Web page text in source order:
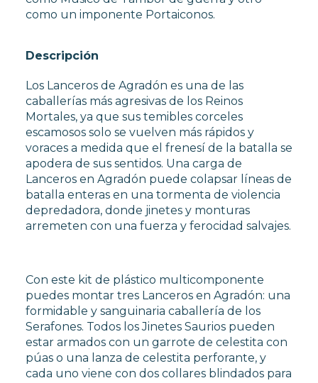
como un imponente Portaiconos.
Descripción
Los Lanceros de Agradón es una de las
caballerías más agresivas de los Reinos
Mortales, ya que sus temibles corceles
escamosos solo se vuelven más rápidos y
voraces a medida que el frenesí de la batalla se
apodera de sus sentidos. Una carga de
Lanceros en Agradón puede colapsar líneas de
batalla enteras en una tormenta de violencia
depredadora, donde jinetes y monturas
arremeten con una fuerza y ferocidad salvajes.
Con este kit de plástico multicomponente
puedes montar tres Lanceros en Agradón: una
formidable y sanguinaria caballería de los
Serafones. Todos los Jinetes Saurios pueden
estar armados con un garrote de celestita con
púas o una lanza de celestita perforante, y
cada uno viene con dos collares blindados para